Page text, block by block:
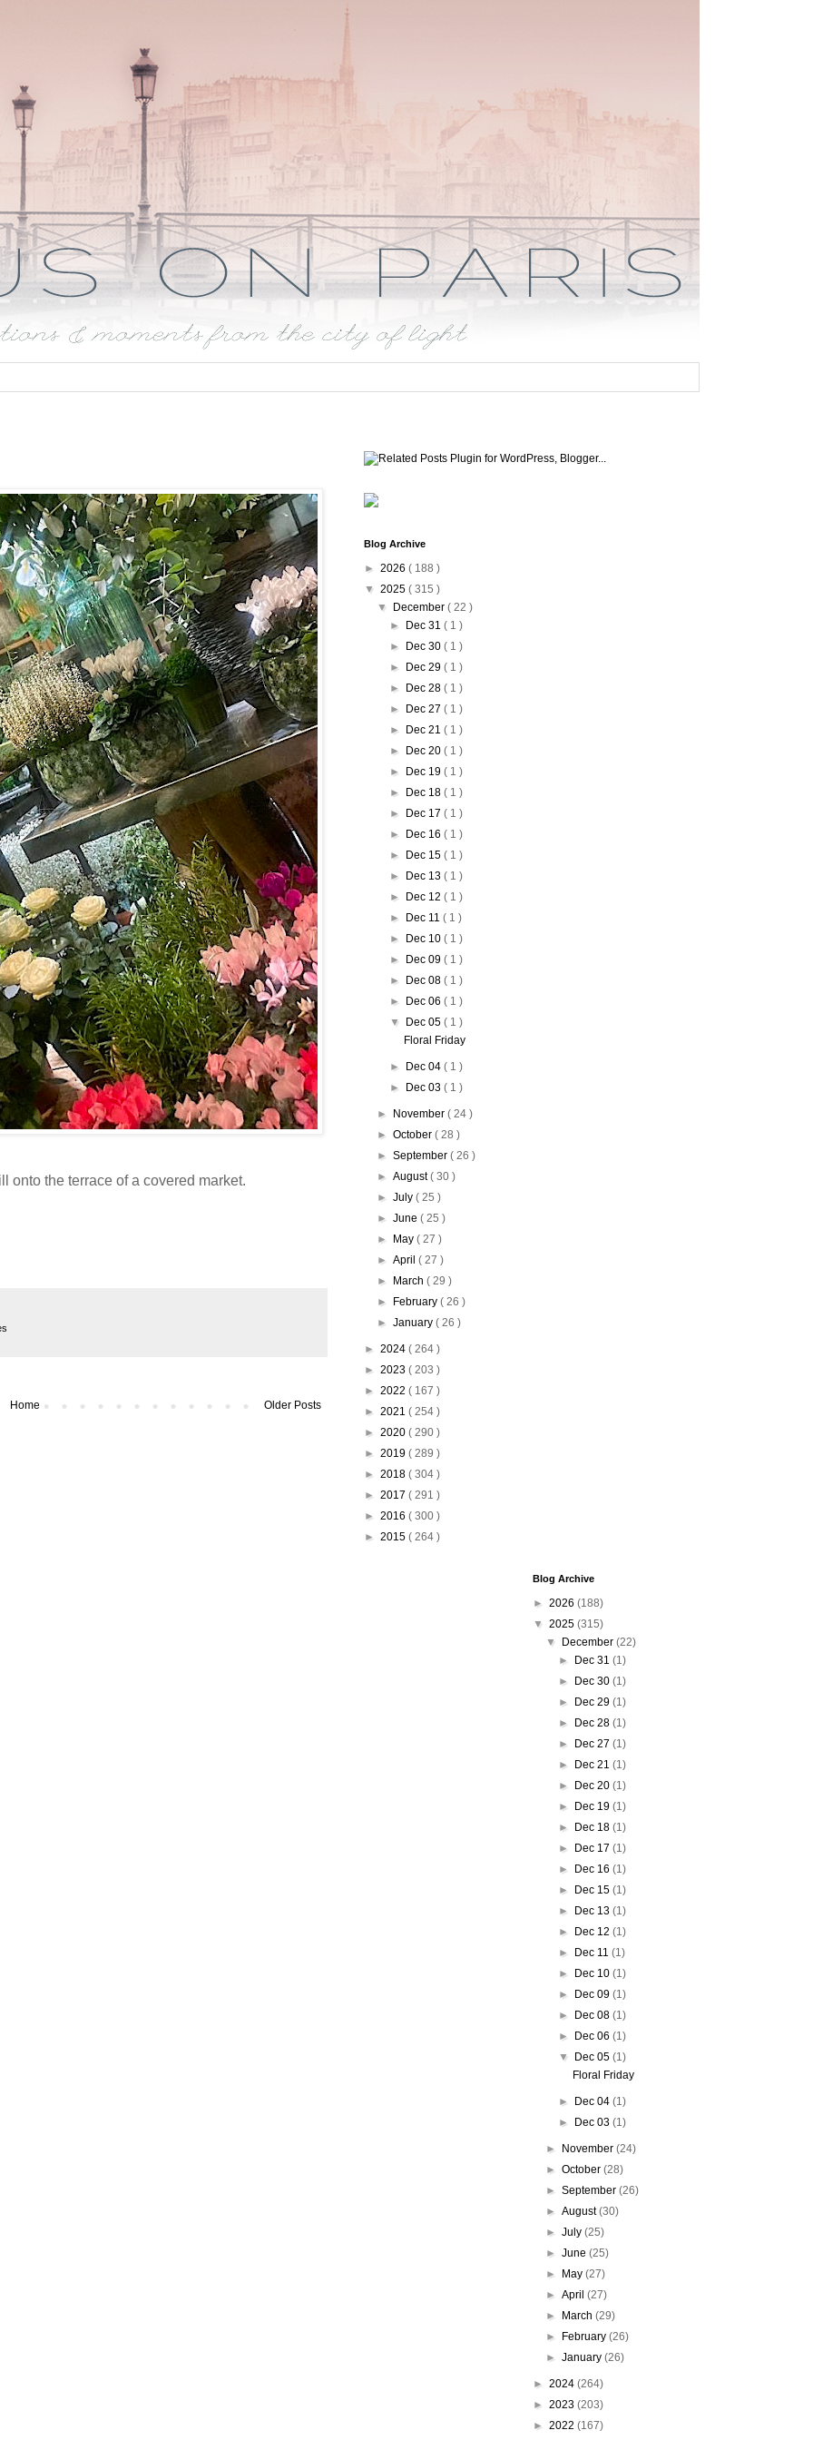
onto the terrace of a covered market.
Older Posts
Home
Blog Archive
► 2026 ( 188 )
▼ 2025 ( 315 )
▼
December ( 22 )
►
Dec 31( 1 )
►
Dec 30( 1 )
►
Dec 29( 1 )
►
Dec 28( 1 )
►
Dec 27( 1 )
►
Dec 21( 1 )
►
Dec 20( 1 )
►
Dec 19( 1 )
►
Dec 18( 1 )
►
Dec 17( 1 )
►
Dec 16( 1 )
►
Dec 15( 1 )
►
Dec 13( 1 )
►
Dec 12( 1 )
►
Dec 11( 1 )
►
Dec 10( 1 )
►
Dec 09( 1 )
►
Dec 08( 1 )
►
Dec 06( 1 )
▼
Dec 05( 1 )
Floral Friday
► Dec 04( 1 )
►
Dec 03( 1 )
► November ( 24 )
► October ( 28 )
► September ( 26 )
► August( 30 )
► July ( 25 )
► June ( 25 )
►
May ( 27 )
► April ( 27 )
►
March ( 29 )
►
February ( 26 )
► January ( 26 )
► 2024 ( 264 )
► 2023 ( 203 )
► 2022 ( 167 )
► 2021 ( 254 )
► 2020 ( 290 )
► 2019 ( 289 )
► 2018 ( 304 )
► 2017 ( 291 )
► 2016 ( 300 )
► 2015 ( 264 )
Blog Archive
► 2026 (188)
▼ 2025 (315)
▼
December (22)
►
Dec 31(1)
►
Dec 30(1)
►
Dec 29(1)
►
Dec 28(1)
►
Dec 27(1)
►
Dec 21(1)
►
Dec 20(1)
►
Dec 19(1)
►
Dec 18(1)
►
Dec 17(1)
►
Dec 16(1)
►
Dec 15(1)
►
Dec 13(1)
►
Dec 12(1)
►
Dec 11(1)
►
Dec 10(1)
►
Dec 09(1)
►
Dec 08(1)
►
Dec 06(1)
▼
Dec 05(1)
Floral Friday
► Dec 04(1)
►
Dec 03(1)
► November (24)
► October (28)
► September (26)
► August(30)
► July (25)
► June (25)
►
May (27)
► April (27)
►
March (29)
►
February (26)
► January (26)
► 2024 (264)
► 2023 (203)
► 2022 (167)